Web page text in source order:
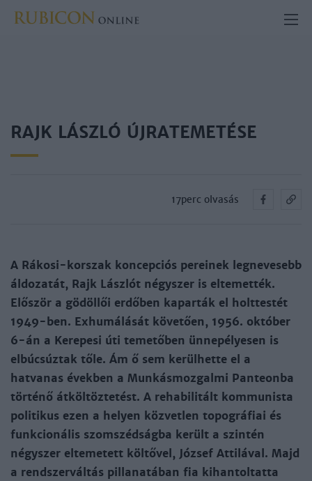
RAJK LÁSZLÓ ÚJRATEMETÉSE
17perc olvasás
A Rákosi-korszak koncepciós pereinek legnevesebb
áldozatát, Rajk Lászlót négyszer is eltemették.
Először a gödöllői erdőben kaparták el holttestét
1949-ben. Exhumálását követően, 1956. október
6-án a Kerepesi úti temetőben ünnepélyesen is
elbúcsúztak tőle. Ám ő sem kerülhette el a
hatvanas években a Munkásmozgalmi Panteonba
történő átköltöztetést. A rehabilitált kommunista
politikus ezen a helyen közvetlen topográfiai és
funkcionális szomszédságba került a szintén
négyszer eltemetett költővel, József Attilával. Majd
a rendszerváltás pillanatában fia kihantoltatta